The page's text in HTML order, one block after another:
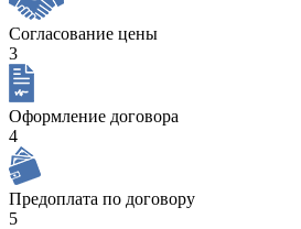
Согласование цены
3
Оформление договора
4
Предоплата по договору
5